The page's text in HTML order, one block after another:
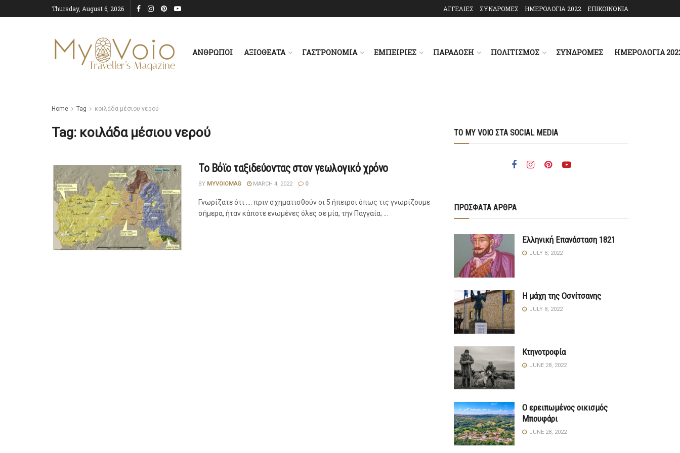
Thursday, August 6, 2026 ΑΓΓΕΛΙΕΣ ΣΥΝΔΡΟΜΕΣ ΗΜΕΡΟΛΟΓΙΑ 2022 ΕΠΙΚΟΙΝΩΝΙΑ
ΑΝΘΡΩΠΟΙ ΑΞΙΟΘΕΑΤΑ ΓΑΣΤΡΟΝΟΜΙΑ ΕΜΠΕΙΡΙΕΣ ΠΑΡΑΔΟΣΗ ΠΟΛΙΤΙΣΜΟΣ ΣΥΝΔΡΟΜΕΣ ΗΜΕΡΟΛΟΓΙΑ
Home Tag κοιλάδα μέσιου νερού
Tag: κοιλάδα μέσιου νερού
Το Βόϊο ταξιδεύοντας στον γεωλογικό χρόνο
BY MYVOIOMAG MARCH 4, 2022 0
Γνωρίζατε ότι …. πριν σχηματισθούν οι 5 ήπειροι όπως τις γνωρίζουμε
σήμερα, ήταν κάποτε ενωμένες όλες σε μία, την Παγγαία; ...
ΤΟ MY VOIO ΣΤΑ SOCIAL MEDIA
ΠΡΟΣΦΑΤΑ ΑΡΘΡΑ
Ελληνική Επανάσταση 1821
JULY 8, 2022
Η μάχη της Οσνίτσανης
JULY 8, 2022
Κτηνοτροφία
JUNE 28, 2022
Ο ερειπωμένος οικισμός
Μπουφάρι
JUNE 28, 2022